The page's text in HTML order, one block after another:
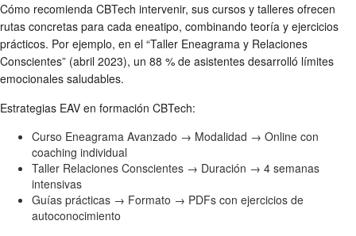
Cómo recomienda CBTech intervenir, sus cursos y talleres ofrecen
rutas concretas para cada eneatipo, combinando teoría y ejercicios
prácticos. Por ejemplo, en el “Taller Eneagrama y Relaciones
Conscientes” (abril 2023), un 88 % de asistentes desarrolló límites
emocionales saludables.
Estrategias EAV en formación CBTech:
Curso Eneagrama Avanzado → Modalidad → Online con
coaching individual
Taller Relaciones Conscientes → Duración → 4 semanas
intensivas
Guías prácticas → Formato → PDFs con ejercicios de
autoconocimiento